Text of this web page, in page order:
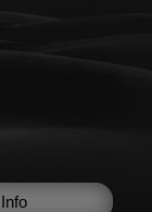
Info